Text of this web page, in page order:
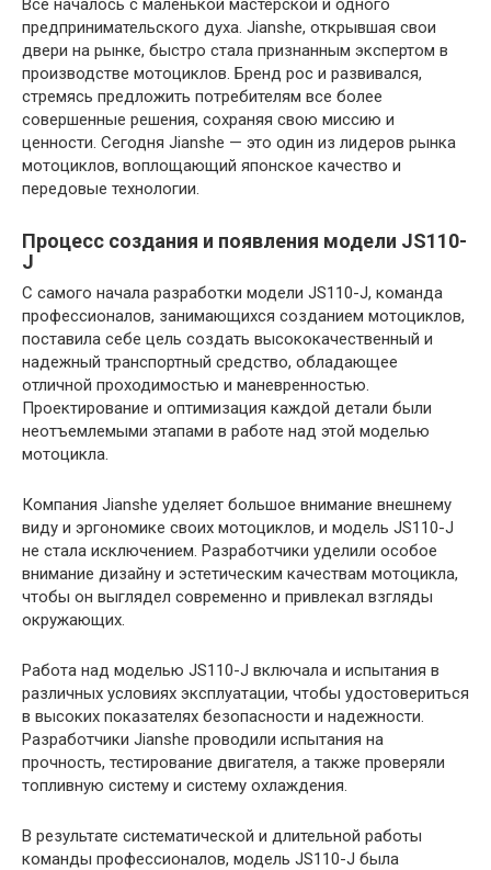
предпринимательского духа. Jianshe, открывшая свои
двери на рынке, быстро стала признанным экспертом в
производстве мотоциклов. Бренд рос и развивался,
стремясь предложить потребителям все более
совершенные решения, сохраняя свою миссию и
ценности. Сегодня Jianshe — это один из лидеров рынка
мотоциклов, воплощающий японское качество и
передовые технологии.
Процесс создания и появления модели JS110-
J
С самого начала разработки модели JS110-J, команда
профессионалов, занимающихся созданием мотоциклов,
поставила себе цель создать высококачественный и
надежный транспортный средство, обладающее
отличной проходимостью и маневренностью.
Проектирование и оптимизация каждой детали были
неотъемлемыми этапами в работе над этой моделью
мотоцикла.
Компания Jianshe уделяет большое внимание внешнему
виду и эргономике своих мотоциклов, и модель JS110-J
не стала исключением. Разработчики уделили особое
внимание дизайну и эстетическим качествам мотоцикла,
чтобы он выглядел современно и привлекал взгляды
окружающих.
Работа над моделью JS110-J включала и испытания в
различных условиях эксплуатации, чтобы удостовериться
в высоких показателях безопасности и надежности.
Разработчики Jianshe проводили испытания на
прочность, тестирование двигателя, а также проверяли
топливную систему и систему охлаждения.
В результате систематической и длительной работы
команды профессионалов, модель JS110-J была